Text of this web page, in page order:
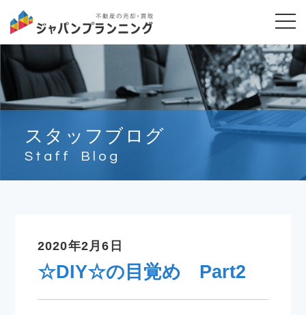
スタッフブログ
Staff Blog
2020年2月6日
☆DIY☆の目覚め Part2